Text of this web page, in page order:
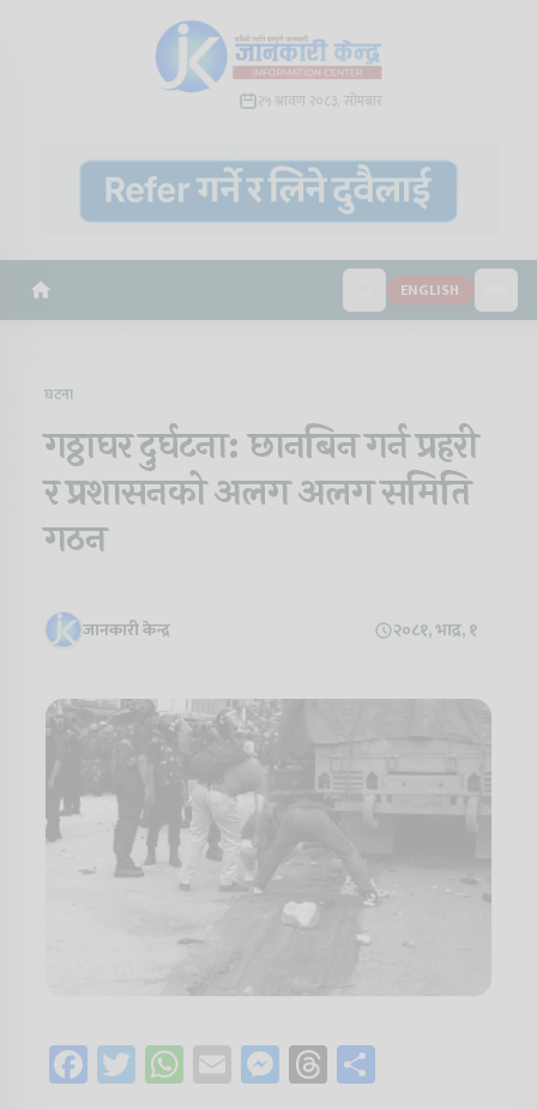
२५ श्रावण २०८३, सोमबार
ENGLISH
घटना
गठ्ठाघर दुर्घटना: छानबिन गर्न प्रहरी
र प्रशासनको अलग अलग समिति
गठन
जानकारी केन्द्र २०८१, भाद्र, १
Facebook
Twitter
WhatsApp
EmailMessenger
Threads